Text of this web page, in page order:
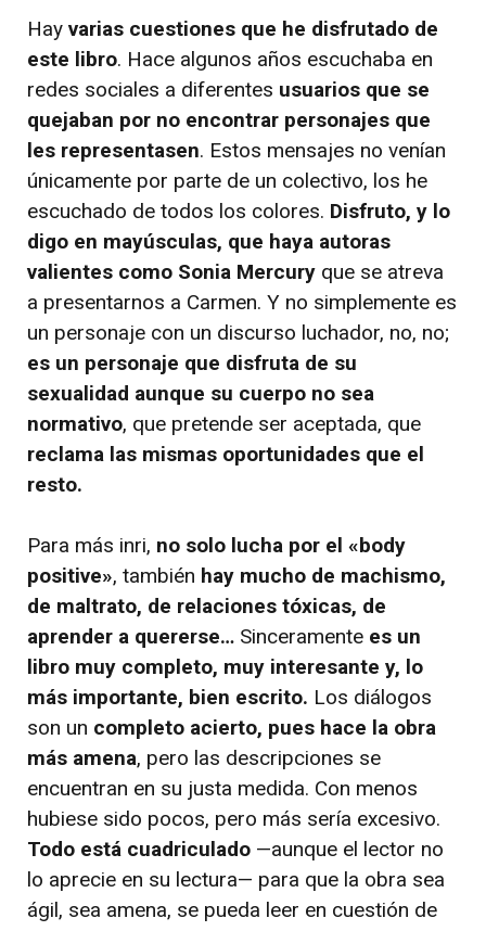
Hay varias cuestiones que he disfrutado de
este libro. Hace algunos años escuchaba en
redes sociales a diferentes usuarios que se
quejaban por no encontrar personajes que
les representasen. Estos mensajes no venían
únicamente por parte de un colectivo, los he
escuchado de todos los colores. Disfruto, y lo
digo en mayúsculas, que haya autoras
valientes como Sonia Mercury que se atreva
a presentarnos a Carmen. Y no simplemente es
un personaje con un discurso luchador, no, no;
es un personaje que disfruta de su
sexualidad aunque su cuerpo no sea
normativo, que pretende ser aceptada, que
reclama las mismas oportunidades que el
resto.
Para más inri, no solo lucha por el «body
positive», también hay mucho de machismo,
de maltrato, de relaciones tóxicas, de
aprender a quererse… Sinceramente es un
libro muy completo, muy interesante y, lo
más importante, bien escrito. Los diálogos
son un completo acierto, pues hace la obra
más amena, pero las descripciones se
encuentran en su justa medida. Con menos
hubiese sido pocos, pero más sería excesivo.
Todo está cuadriculado —aunque el lector no
lo aprecie en su lectura— para que la obra sea
ágil, sea amena, se pueda leer en cuestión de